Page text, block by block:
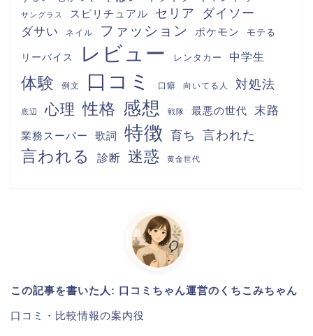
サングラス スピリチュアル セリア
ダイソー
ダサい
ネイル ファッション ポケモン モテる
リーバイス レビュー レンタカー 中学生
体験 例文 口コミ 口癖 向いてる人 対処法
底辺 心理 性格 感想 戦隊 最悪の世代 末路
業務スーパー 歌詞 特徴 育ち 言われた
言われる 診断 迷惑 黄金世代
この記事を書いた人: 口コミちゃん運営のくちこみちゃん
口コミ・比較情報の案内役